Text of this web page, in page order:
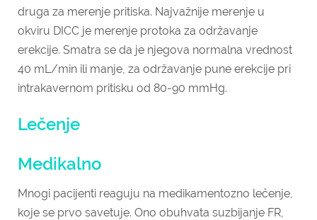
druga za merenje pritiska. Najvažnije merenje u
okviru DICC je merenje protoka za održavanje
erekcije. Smatra se da je njegova normalna vrednost
40 mL/min ili manje, za održavanje pune erekcije pri
intrakavernom pritisku od 80-90 mmHg.
Lečenje
Medikalno
Mnogi pacijenti reaguju na medikamentozno lečenje,
koje se prvo savetuje. Ono obuhvata suzbijanje FR,